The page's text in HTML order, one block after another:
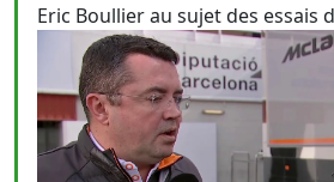
Eric Boullier au sujet des essais